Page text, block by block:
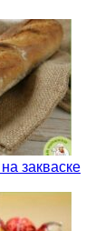
закваске